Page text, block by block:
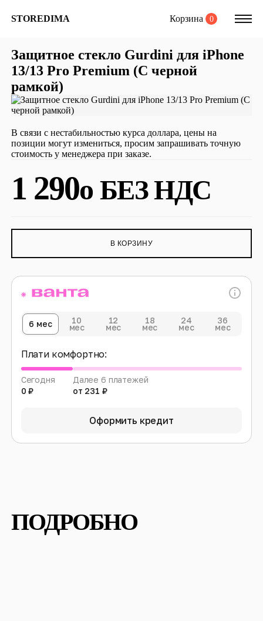
STOREDIMA Корзина 0
Защитное стекло Gurdini для iPhone
13/13 Pro Premium (С черной
рамкой)
В связи с нестабильностью курса доллара, цены на
позиции могут измениться, просим запрашивать точную
стоимость у менеджера при заказе.
1 290o БЕЗ НДС
В КОРЗИНУ
6 мес 10
мес
12
мес
18
мес
24
мес
36
мес
Плати комфортно:
Сегодня
0 ₽
Далее 6 платежей
от 231 ₽
Оформить кредит
ПОДРОБНО